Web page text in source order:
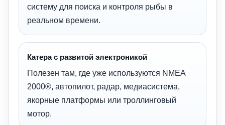
систему для поиска и контроля рыбы в
реальном времени.
Катера с развитой электроникой
Полезен там, где уже используются NMEA
2000®, автопилот, радар, медиасистема,
якорные платформы или троллинговый
мотор.